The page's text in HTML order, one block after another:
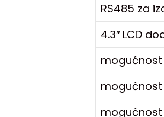
RS485 za
4.3″ LCD
mogućnost
mogućnost